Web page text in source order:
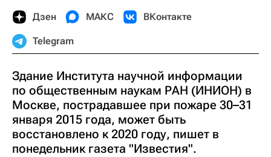
Дзен МАКС ВКонтакте
Telegram
Здание Института научной информации
по общественным наукам РАН (ИНИОН) в
Москве, пострадавшее при пожаре 30–31
января 2015 года, может быть
восстановлено к 2020 году, пишет в
понедельник газета "Известия".